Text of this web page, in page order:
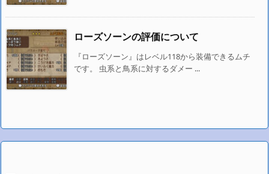
ローズソーンの評価について
『ローズソーン』はレベル118から装備できるムチ
です。 虫系と鳥系に対するダメー ...